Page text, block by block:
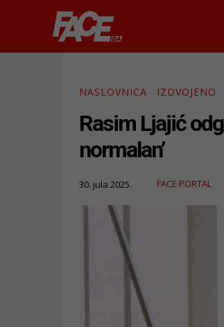
NASLOVNICA IZDVOJENO
Rasim Ljajić
normalan’
30. jula 2025. FACE PORTAL